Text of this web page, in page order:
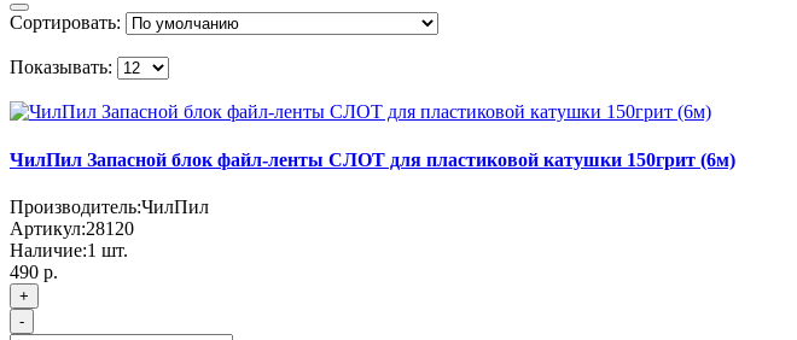
Сортировать:
Показывать:
ЧилПил Запасной блок файл-ленты СЛОТ для пластиковой катушки 150грит (6м)
Производитель:ЧилПил
Артикул:28120
Наличие:1 шт.
490 р.
+
-